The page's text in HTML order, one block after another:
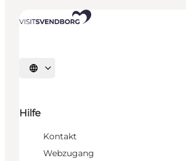
Sprache auswählen
Hilfe
Kontakt
Webzugang